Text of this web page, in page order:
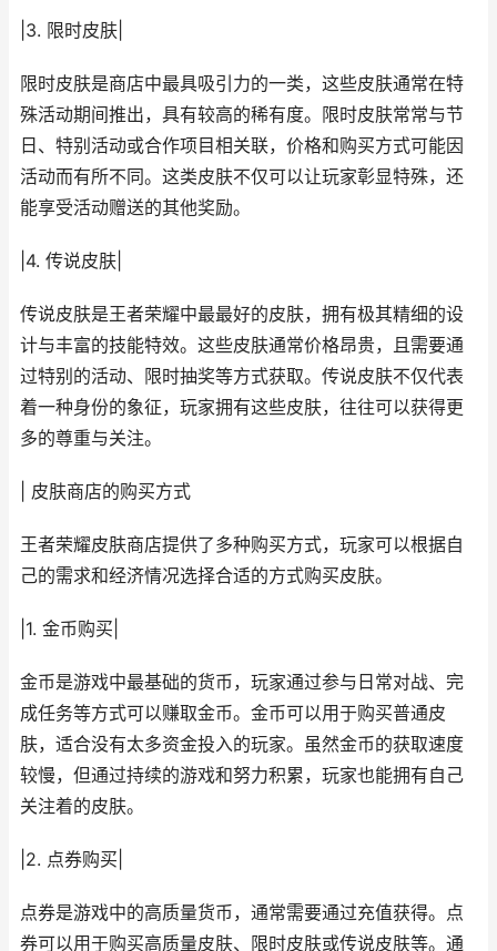
|3. 限时皮肤|
限时皮肤是商店中最具吸引力的一类，这些皮肤通常在特
殊活动期间推出，具有较高的稀有度。限时皮肤常常与节
日、特别活动或合作项目相关联，价格和购买方式可能因
活动而有所不同。这类皮肤不仅可以让玩家彰显特殊，还
能享受活动赠送的其他奖励。
|4. 传说皮肤|
传说皮肤是王者荣耀中最最好的皮肤，拥有极其精细的设
计与丰富的技能特效。这些皮肤通常价格昂贵，且需要通
过特别的活动、限时抽奖等方式获取。传说皮肤不仅代表
着一种身份的象征，玩家拥有这些皮肤，往往可以获得更
多的尊重与关注。
| 皮肤商店的购买方式
王者荣耀皮肤商店提供了多种购买方式，玩家可以根据自
己的需求和经济情况选择合适的方式购买皮肤。
|1. 金币购买|
金币是游戏中最基础的货币，玩家通过参与日常对战、完
成任务等方式可以赚取金币。金币可以用于购买普通皮
肤，适合没有太多资金投入的玩家。虽然金币的获取速度
较慢，但通过持续的游戏和努力积累，玩家也能拥有自己
关注着的皮肤。
|2. 点券购买|
点券是游戏中的高质量货币，通常需要通过充值获得。点
券可以用于购买高质量皮肤、限时皮肤或传说皮肤等。通